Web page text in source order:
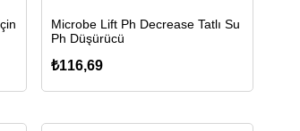
Microbe Lift Ph Decrease Tatlı Su
Ph Düşürücü
₺116,69